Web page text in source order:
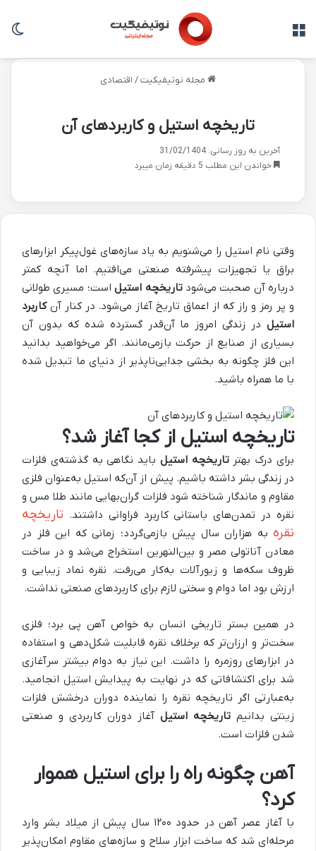
مجله نوتیفیکیت/ اقتصادی
تاریخچه استیل و کاربردهای آن
آخرین به روز رسانی: 31/02/1404
خواندن این مطلب 5 دقیقه زمان میبرد
وقتی نام استیل را می‌شنویم به یاد سازه‌های غول‌پیکر ابزارهای
براق یا تجهیزات پیشرفته صنعتی می‌افتیم. اما آنچه کمتر
درباره آن صحبت می‌شودتاریخچه استیلاست؛ مسیری طولانی
و پر رمز و راز که از اعماق تاریخ آغاز می‌شود. در کنار آنکاربرد
استیل در زندگی امروز ما آن‌قدر گسترده شده که بدون آن
بسیاری از صنایع از حرکت بازمی‌مانند. اگر می‌خواهید بدانید
این فلز چگونه به بخشی جدایی‌ناپذیر از دنیای ما تبدیل شده
با ما همراه باشید.
تاریخچه استیل از کجا آغاز شد؟
برای درک بهترتاریخچه استیل باید نگاهی به گذشته‌ی فلزات
در زندگی بشر داشته باشیم. پیش از آن‌که استیل به‌عنوان فلزی
مقاوم و ماندگار شناخته شود فلزات گران‌بهایی مانند طلا مس و
نقره در تمدن‌های باستانی کاربرد فراوانی داشتند. تاریخچه
نقره به هزاران سال پیش بازمی‌گردد؛ زمانی که این فلز در
معادن آناتولی مصر و بین‌النهرین استخراج می‌شد و در ساخت
ظروف سکه‌ها و زیورآلات به‌کار می‌رفت. نقره نماد زیبایی و
ارزش بود اما دوام و سختی لازم برای کاربردهای صنعتی نداشت.
در همین بستر تاریخی انسان به خواص آهن پی برد؛ فلزی
سخت‌تر و ارزان‌تر که برخلاف نقره قابلیت شکل‌دهی و استفاده
در ابزارهای روزمره را داشت. این نیاز به دوام بیشتر سرآغازی
شد برای اکتشافاتی که در نهایت به پیدایش استیل انجامید.
به‌عبارتی اگر تاریخچه نقره را نماینده دوران درخشش فلزات
زینتی بدانیم تاریخچه استیل آغاز دوران کاربردی و صنعتی‌
شدن فلزات است.
آهن چگونه راه را برای استیل هموار
کرد؟
با آغاز عصر آهن در حدود ۱۲۰۰ سال پیش از میلاد بشر وارد
مرحله‌ای شد که ساخت ابزار سلاح و سازه‌های مقاوم امکان‌پذیر